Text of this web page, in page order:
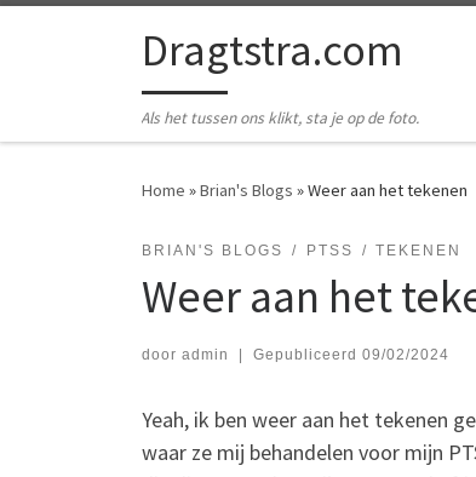
Dragtstra.com
Als het tussen ons klikt, sta je op de foto.
Home »Brian's Blogs »Weer aan het tekenen
BRIAN'S BLOGS PTSS TEKENEN
Weer aan het
door admin Gepubliceerd 09/02/2024
Yeah, ik ben weer aan het tekenen
waar ze mij behandelen voor mijn